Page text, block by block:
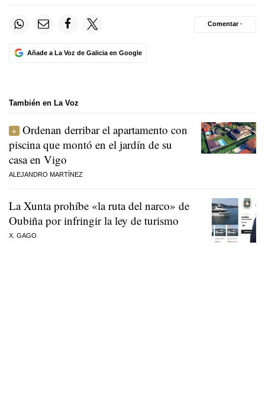
Añade a La Voz de Galicia en Google
Comentar ·
También en La Voz
Ordenan derribar el apartamento con
piscina que montó en el jardín de su
casa en Vigo
ALEJANDRO MARTÍNEZ
La Xunta prohíbe «la ruta del narco» de
Oubiña por infringir la ley de turismo
X. GAGO